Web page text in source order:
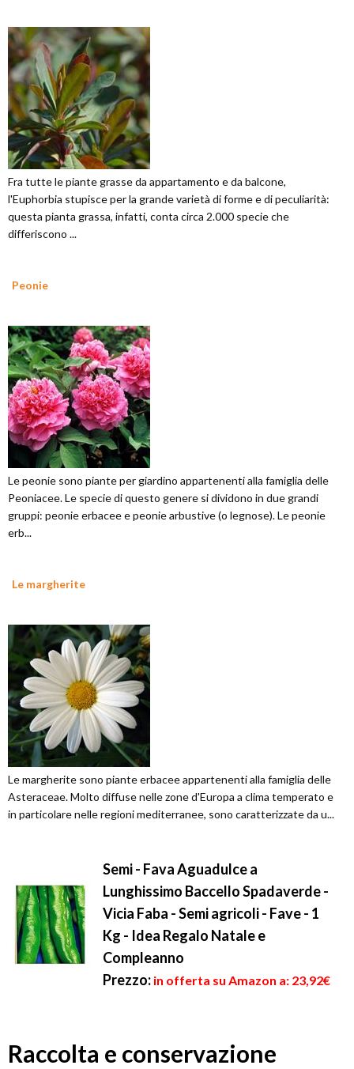
Fra tutte le piante grasse da appartamento e da balcone,
l'Euphorbia stupisce per la grande varietà di forme e di peculiarità:
questa pianta grassa, infatti, conta circa 2.000 specie che
differiscono ...
Peonie
Le peonie sono piante per giardino appartenenti alla famiglia delle
Peoniacee. Le specie di questo genere si dividono in due grandi
gruppi: peonie erbacee e peonie arbustive (o legnose). Le peonie
erb...
Le margherite
Le margherite sono piante erbacee appartenenti alla famiglia delle
Asteraceae. Molto diffuse nelle zone d'Europa a clima temperato e
in particolare nelle regioni mediterranee, sono caratterizzate da u...
Semi - Fava Aguadulce a
Lunghissimo Baccello Spadaverde -
Vicia Faba - Semi agricoli - Fave - 1
Kg - Idea Regalo Natale e
Compleanno
Prezzo: in offerta su Amazon a: 23,92€
Raccolta e conservazione